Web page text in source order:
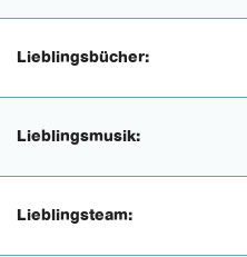
Lieblingsbücher:
Lieblingsmusik:
Lieblingsteam: